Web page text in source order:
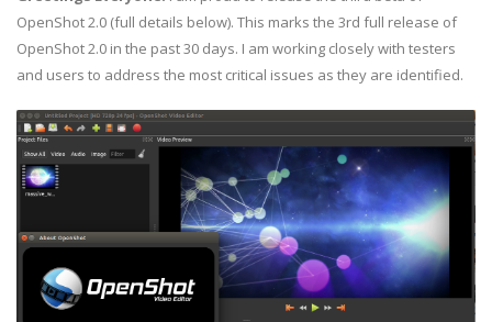
OpenShot 2.0 (full details below). This marks the 3rd full release of
OpenShot 2.0 in the past 30 days. I am working closely with testers
and users to address the most critical issues as they are identified.